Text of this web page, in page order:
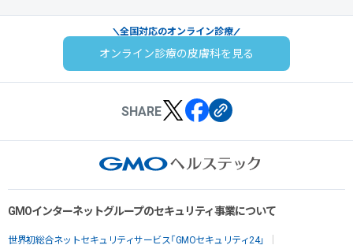
全国対応のオンライン診療
オンライン診療の皮膚科を見る
SHARE
GMOインターネットグループのセキュリティ事業について
世界初総合ネットセキュリティサービス「GMOセキュリティ24」